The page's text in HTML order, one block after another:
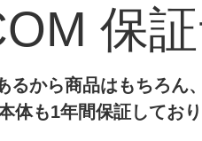
保
るから商品はもちろん、
体も1年間保証しており